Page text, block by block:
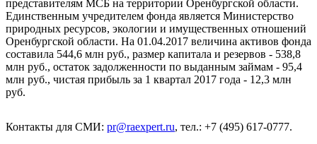
представителям МСБ на территории Оренбургской области.
Единственным учредителем фонда является Министерство
природных ресурсов, экологии и имущественных отношений
Оренбургской области. На 01.04.2017 величина активов фонда
составила 544,6 млн руб., размер капитала и резервов - 538,8
млн руб., остаток задолженности по выданным займам - 95,4
млн руб., чистая прибыль за 1 квартал 2017 года - 12,3 млн
руб.
Контакты для СМИ: pr@raexpert.ru, тел.: +7 (495) 617-0777.